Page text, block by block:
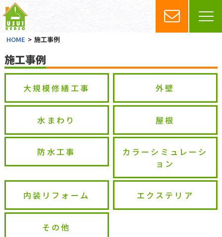
HOME 施工事例
施工事例
大規模修繕工事 外壁
水まわり 屋根
防水工事
カラーシミュレーシ
ョン
内装リフォーム エクステリア
その他